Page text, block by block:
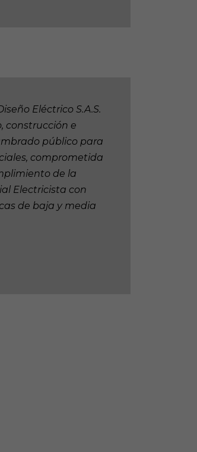
Eléctrico S.A.S.
construcción e
público para
comprometida
de la
Electricista con
de baja y media